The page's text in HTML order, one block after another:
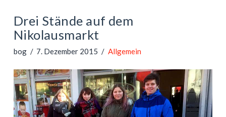
Drei Stände auf dem
Nikolausmarkt
bog 7. Dezember 2015 Allgemein